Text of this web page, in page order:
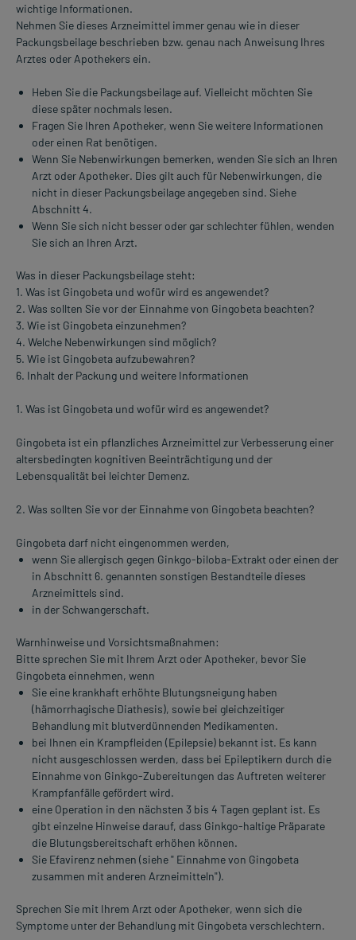
wichtige Informationen.
Nehmen Sie dieses Arzneimittel immer genau wie in dieser
Packungsbeilage beschrieben bzw. genau nach Anweisung Ihres
Arztes oder Apothekers ein.
Heben Sie die Packungsbeilage auf. Vielleicht möchten Sie
diese später nochmals lesen.
Fragen Sie Ihren Apotheker, wenn Sie weitere Informationen
oder einen Rat benötigen.
Wenn Sie Nebenwirkungen bemerken, wenden Sie sich an Ihren
Arzt oder Apotheker. Dies gilt auch für Nebenwirkungen, die
nicht in dieser Packungsbeilage angegeben sind. Siehe
Abschnitt 4.
Wenn Sie sich nicht besser oder gar schlechter fühlen, wenden
Sie sich an Ihren Arzt.
Was in dieser Packungsbeilage steht:
1. Was ist Gingobeta und wofür wird es angewendet?
2. Was sollten Sie vor der Einnahme von Gingobeta beachten?
3. Wie ist Gingobeta einzunehmen?
4. Welche Nebenwirkungen sind möglich?
5. Wie ist Gingobeta aufzubewahren?
6. Inhalt der Packung und weitere Informationen
1. Was ist Gingobeta und wofür wird es angewendet?
Gingobeta ist ein pflanzliches Arzneimittel zur Verbesserung einer
altersbedingten kognitiven Beeinträchtigung und der
Lebensqualität bei leichter Demenz.
2. Was sollten Sie vor der Einnahme von Gingobeta beachten?
Gingobeta darf nicht eingenommen werden,
wenn Sie allergisch gegen Ginkgo-biloba-Extrakt oder einen der
in Abschnitt 6. genannten sonstigen Bestandteile dieses
Arzneimittels sind.
in der Schwangerschaft.
Warnhinweise und Vorsichtsmaßnahmen:
Bitte sprechen Sie mit Ihrem Arzt oder Apotheker, bevor Sie
Gingobeta einnehmen, wenn
Sie eine krankhaft erhöhte Blutungsneigung haben
(hämorrhagische Diathesis), sowie bei gleichzeitiger
Behandlung mit blutverdünnenden Medikamenten.
bei Ihnen ein Krampfleiden (Epilepsie) bekannt ist. Es kann
nicht ausgeschlossen werden, dass bei Epileptikern durch die
Einnahme von Ginkgo-Zubereitungen das Auftreten weiterer
Krampfanfälle gefördert wird.
eine Operation in den nächsten 3 bis 4 Tagen geplant ist. Es
gibt einzelne Hinweise darauf, dass Ginkgo-haltige Präparate
die Blutungsbereitschaft erhöhen können.
Sie Efavirenz nehmen (siehe " Einnahme von Gingobeta
zusammen mit anderen Arzneimitteln").
Sprechen Sie mit Ihrem Arzt oder Apotheker, wenn sich die
Symptome unter der Behandlung mit Gingobeta verschlechtern.